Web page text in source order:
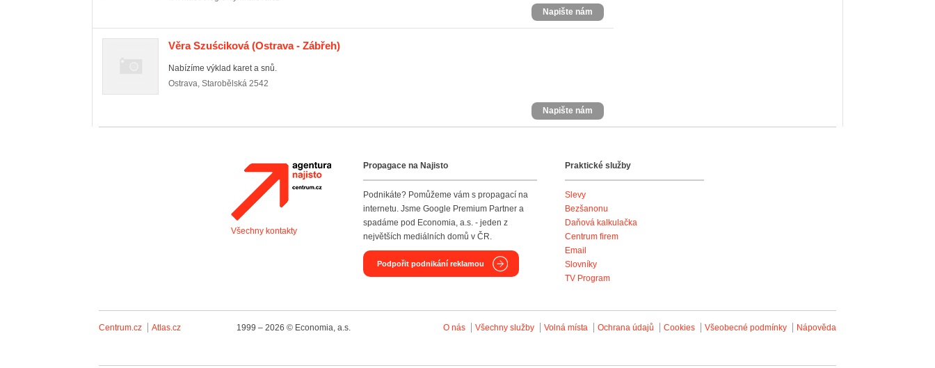
Napište nám
Věra Szuściková(Ostrava - Zábřeh)
Nabízíme výklad karet a snů.
Ostrava, Starobělská 2542
Napište nám
Agentura Najisto
Všechny kontakty
Propagace na Najisto
Podnikáte? Pomůžeme vám s propagací na
internetu. Jsme Google Premium Partner a
spadáme pod Economia, a.s. - jeden z
největších mediálních domů v ČR.
Podpořit podnikání reklamou
Praktické služby
Slevy
Bezšanonu
Daňová kalkulačka
Centrum firem
Email
Slovníky
TV Program
Centrum.cz Atlas.cz 1999 – 2026 © Economia, a.s. O nás Všechny služby Volná místa Ochrana údajů Cookies Všeobecné podmínky Nápověda